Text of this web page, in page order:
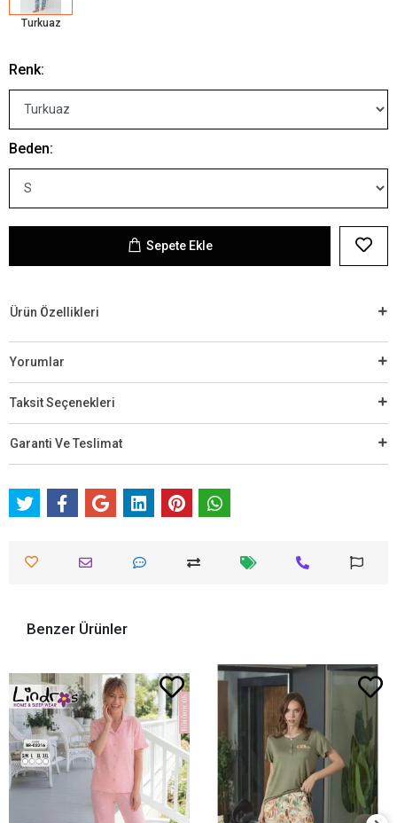
Turkuaz
Renk:
Beden:
Sepete Ekle
Ürün Özellikleri
Yorumlar
Taksit Seçenekleri
Garanti Ve Teslimat
Benzer Ürünler